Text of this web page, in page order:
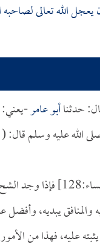
الله تعالى لصاحبه
حدثناأبو عامر-
الله عليه وسلم قال: (
الإنسان فينتج عنه الحسد.
يبديه،
عليه، فهذا من